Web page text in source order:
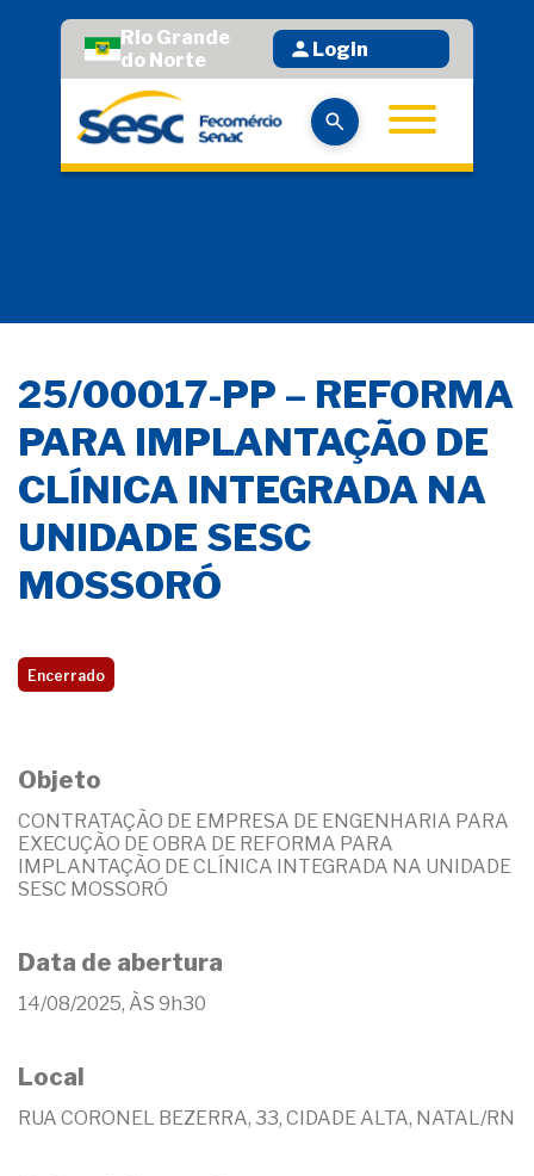
Rio Grande
do Norte
Login
25/00017-PP – REFORMA
PARA IMPLANTAÇÃO DE
CLÍNICA INTEGRADA NA
UNIDADE SESC
MOSSORÓ
Encerrado
Objeto
CONTRATAÇÃO DE EMPRESA DE ENGENHARIA PARA
EXECUÇÃO DE OBRA DE REFORMA PARA
IMPLANTAÇÃO DE CLÍNICA INTEGRADA NA UNIDADE
SESC MOSSORÓ
Data de abertura
14/08/2025, ÀS 9h30
Local
RUA CORONEL BEZERRA, 33, CIDADE ALTA, NATAL/RN